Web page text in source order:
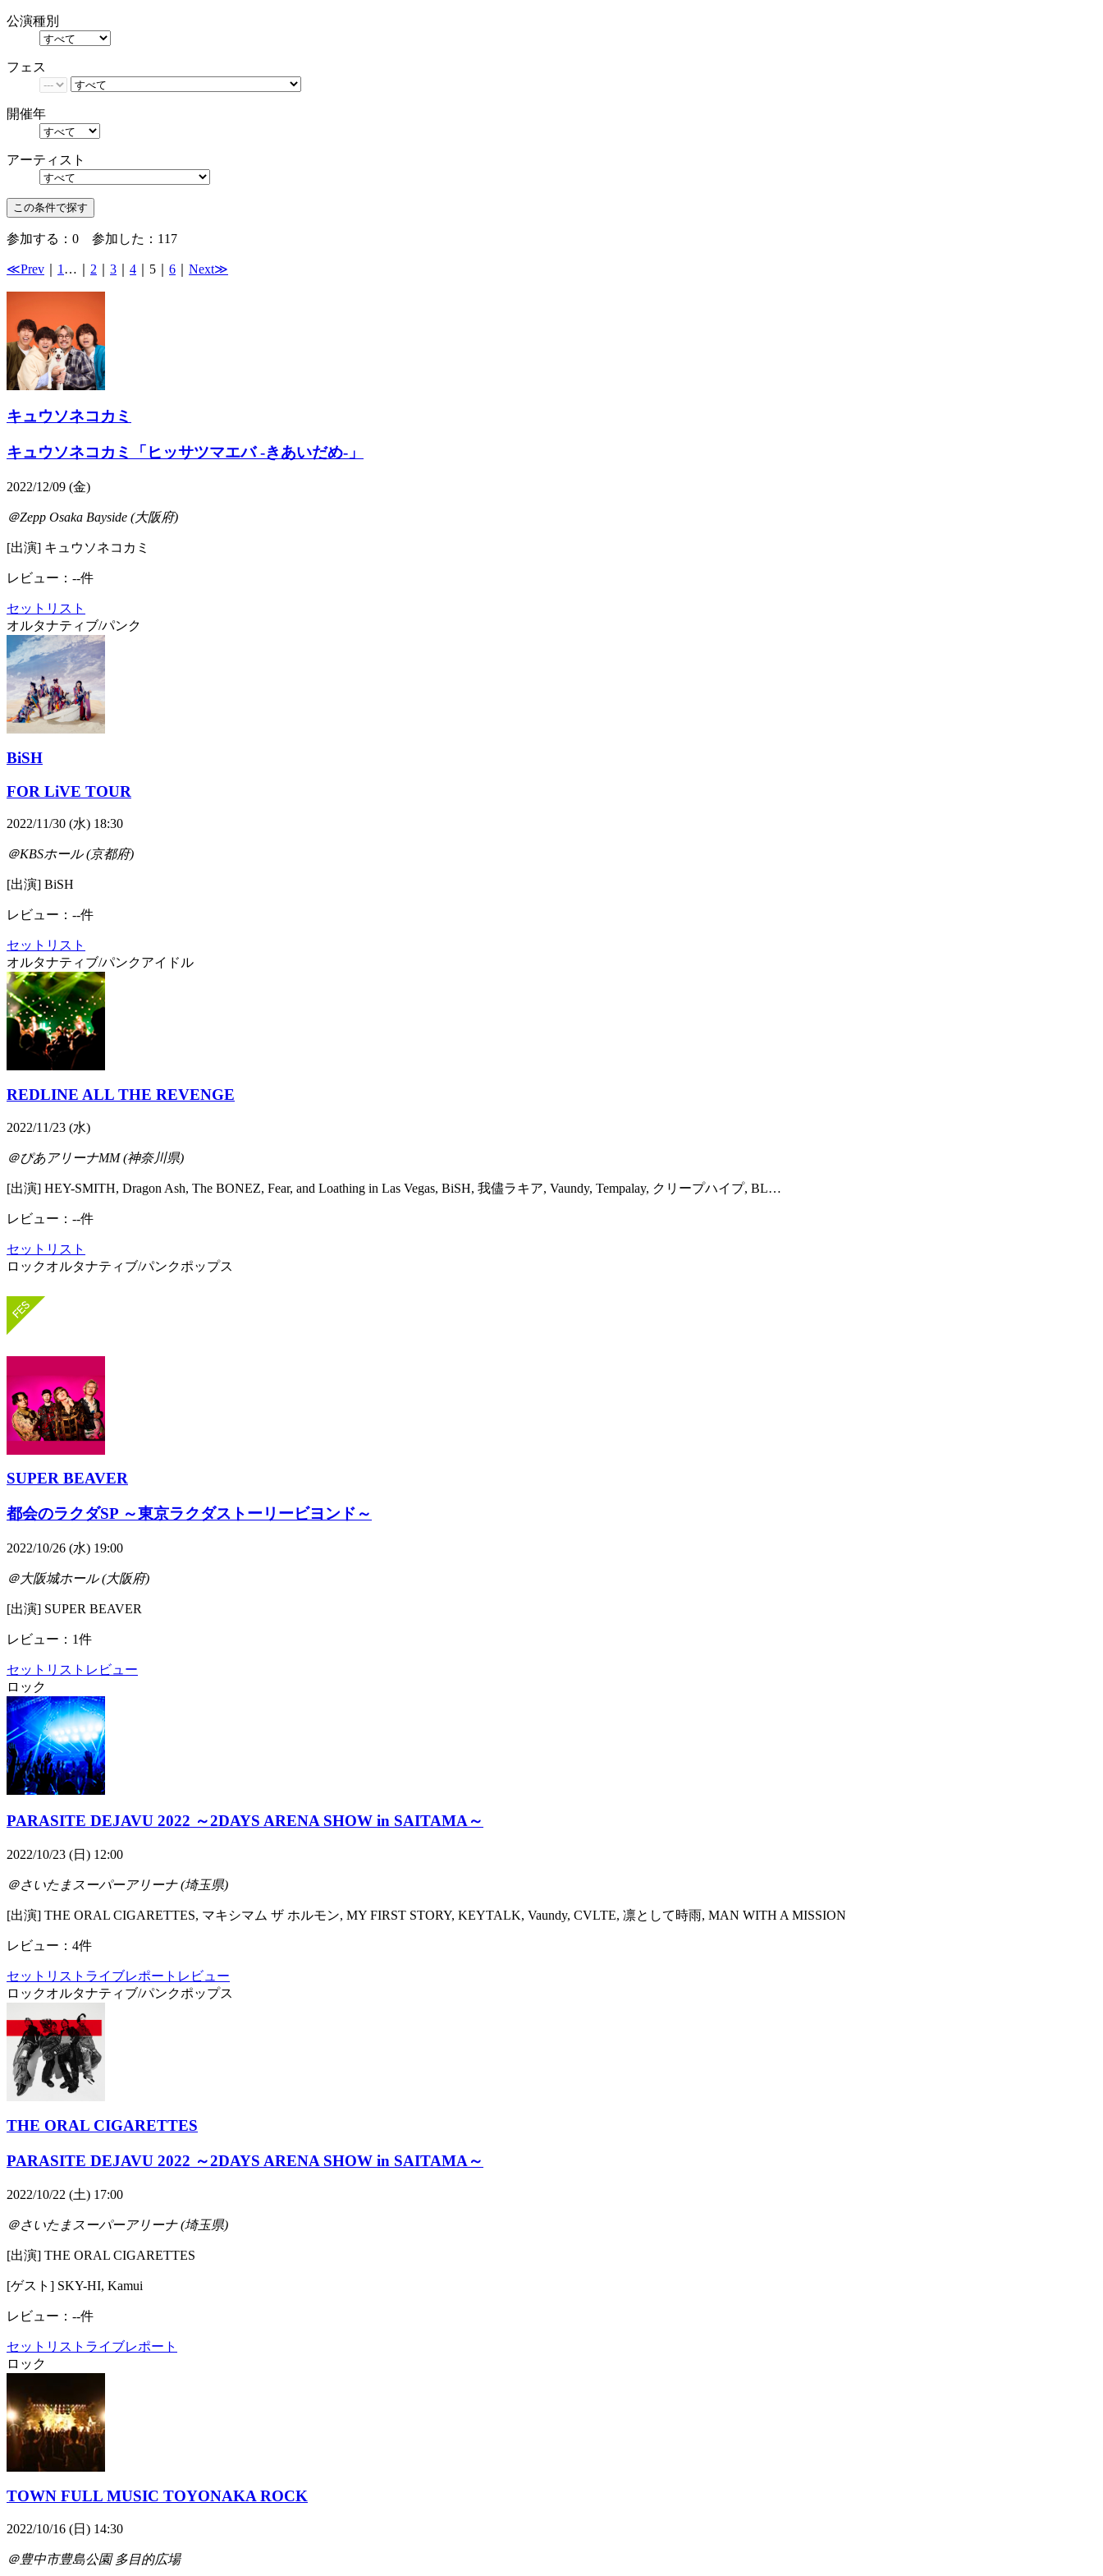
公演種別
フェス
開催年
アーティスト
参加する： 0 参加した： 117
≪Prev 1 …｜ 2 3 4 5 6 Next≫
キュウソネコカミ
キュウソネコカミ「ヒッサツマエバ -きあいだめ-」
2022/12/09 (金)
＠Zepp Osaka Bayside (大阪府)
[出演] キュウソネコカミ
レビュー：--件
セットリスト
オルタナティブ/パンク
BiSH
FOR LiVE TOUR
2022/11/30 (水) 18:30
＠KBSホール (京都府)
[出演] BiSH
レビュー：--件
セットリスト
オルタナティブ/パンクアイドル
REDLINE ALL THE REVENGE
2022/11/23 (水)
＠ぴあアリーナMM (神奈川県)
[出演] HEY-SMITH, Dragon Ash, The BONEZ, Fear, and Loathing in Las Vegas, BiSH, 我儘ラキア, Vaundy, Tempalay, クリープハイプ, BL…
レビュー：--件
セットリスト
ロックオルタナティブ/パンクポップス
SUPER BEAVER
都会のラクダSP ～東京ラクダストーリービヨンド～
2022/10/26 (水) 19:00
＠大阪城ホール (大阪府)
[出演] SUPER BEAVER
レビュー：1件
セットリスト レビュー
ロック
PARASITE DEJAVU 2022 ～2DAYS ARENA SHOW in SAITAMA～
2022/10/23 (日) 12:00
＠さいたまスーパーアリーナ (埼玉県)
[出演] THE ORAL CIGARETTES, マキシマム ザ ホルモン, MY FIRST STORY, KEYTALK, Vaundy, CVLTE, 凛として時雨, MAN WITH A MISSION
レビュー：4件
セットリスト ライブレポート レビュー
ロックオルタナティブ/パンクポップス
THE ORAL CIGARETTES
PARASITE DEJAVU 2022 ～2DAYS ARENA SHOW in SAITAMA～
2022/10/22 (土) 17:00
＠さいたまスーパーアリーナ (埼玉県)
[出演] THE ORAL CIGARETTES
[ゲスト] SKY-HI, Kamui
レビュー：--件
セットリスト ライブレポート
ロック
TOWN FULL MUSIC TOYONAKA ROCK
2022/10/16 (日) 14:30
＠豊中市豊島公園 多目的広場